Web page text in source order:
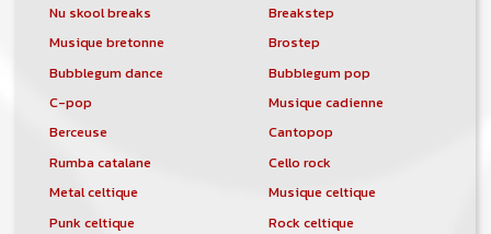
Nu skool breaks
Breakstep
Musique bretonne
Brostep
Bubblegum dance
Bubblegum pop
C-pop
Musique cadienne
Berceuse
Cantopop
Rumba catalane
Cello rock
Metal celtique
Musique celtique
Punk celtique
Rock celtique